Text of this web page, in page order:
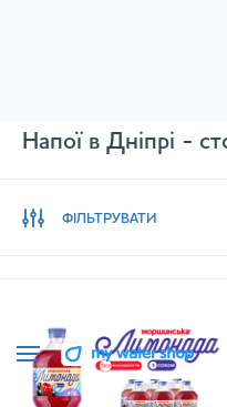
Напої в Дніпрі -
ФІЛЬТРУВАТИ